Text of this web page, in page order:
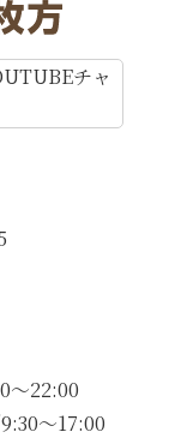
〜22:00
〜17:00